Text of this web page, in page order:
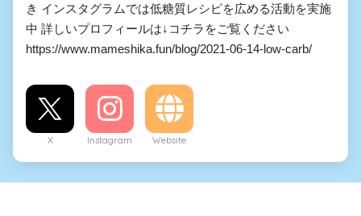
き インスタグラムでは低糖質レシピを広める活動を実施
中 詳しいプロフィールは↓コチラをご覧ください
https://www.mameshika.fun/blog/2021-06-14-low-carb/
X Instagram Website